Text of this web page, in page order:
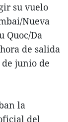
su vuelo
Nueva
Quoc/Da
de salida
junio de
la
del